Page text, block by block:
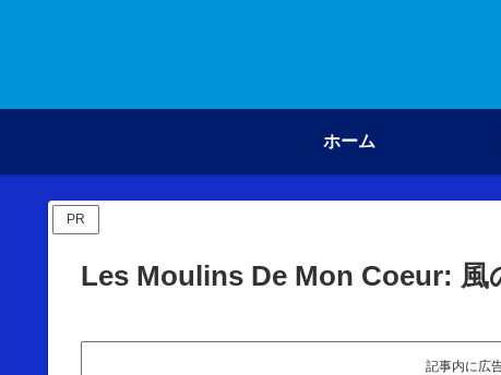
ホーム
PR
Les Moulins De Mon Coeur: 風
記事内に広